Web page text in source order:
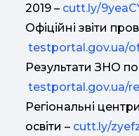
2019 – cutt.ly/
Офіційні звіти
testportal.gov.ua/
Результати ЗНО по
testportal.gov.ua/
Регіональні
освіти – cutt.ly/